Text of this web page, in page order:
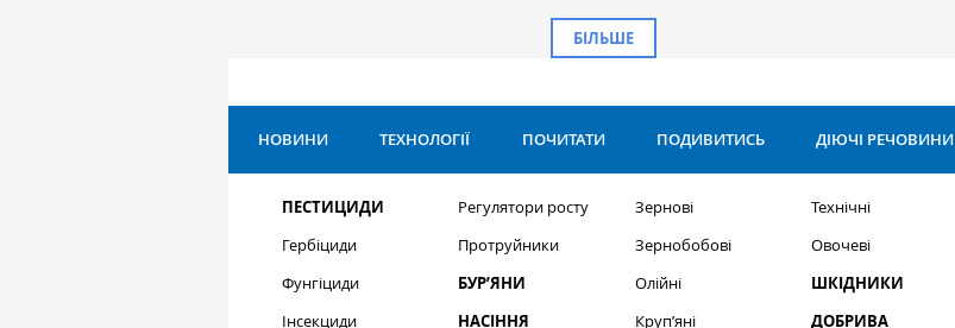
БІЛЬШЕ
НОВИНИ ТЕХНОЛОГІЇ ПОЧИТАТИ ПОДИВИТИСЬ ДІЮЧІ РЕЧОВИНИ
ПЕСТИЦИДИ
Гербіциди
Фунгіциди
Інсекциди
Регулятори росту
Протруйники
БУР’ЯНИ
НАСІННЯ
Зернові
Зернобобові
Олійні
Круп’яні
Технічні
Овочеві
ШКІДНИКИ
ДОБРИВА